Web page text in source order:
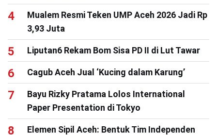
Mualem Resmi Teken UMP Aceh 2026 Jadi Rp
3,93 Juta
Liputan6 Rekam Bom Sisa PD II di Lut Tawar
Cagub Aceh Jual ‘Kucing dalam Karung’
Bayu Rizky Pratama Lolos International
Paper Presentation di Tokyo
Elemen Sipil Aceh: Bentuk Tim Independen